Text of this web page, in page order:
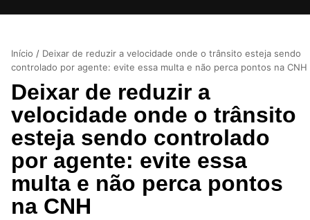
Início / Deixar de reduzir a velocidade onde o trânsito esteja sendo
controlado por agente: evite essa multa e não perca pontos na CNH
Deixar de reduzir a
velocidade onde o trânsito
esteja sendo controlado
por agente: evite essa
multa e não perca pontos
na CNH